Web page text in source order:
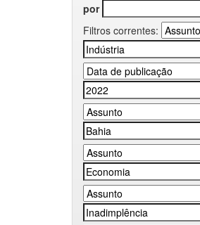
por
Filtros correntes: